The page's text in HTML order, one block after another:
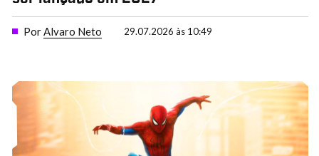
PorAlvaro Neto 29.07.2026 às 10:49